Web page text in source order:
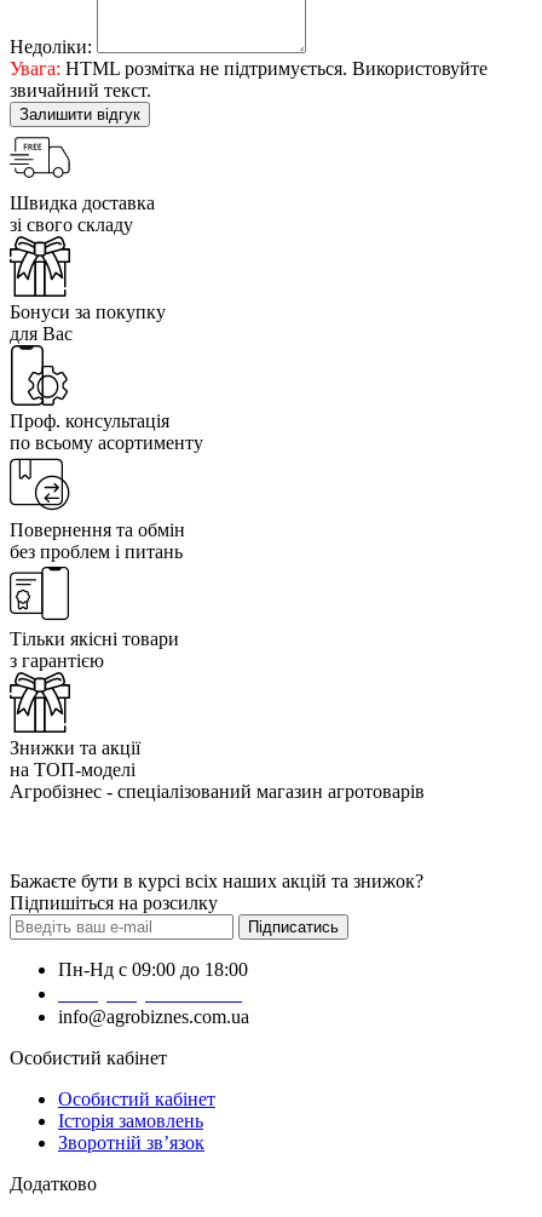
Недоліки:
Увага: HTML розмітка не підтримується. Використовуйте
звичайний текст.
Залишити відгук
Швидка доставка
зі свого складу
Бонуси за покупку
для Вас
Проф. консультація
по всьому асортименту
Повернення та обмін
без проблем і питань
Тільки якісні товари
з гарантією
Знижки та акції
на ТОП-моделі
Агробізнес - спеціалізований магазин агротоварів
Бажаєте бути в курсі всіх наших акцій та знижок?
Підпишіться на розсилку
Підписатись
Пн-Нд с 09:00 до 18:00
info@agrobiznes.com.ua
Особистий кабінет
Особистий кабінет
Історія замовлень
Зворотній зв’язок
Додатково